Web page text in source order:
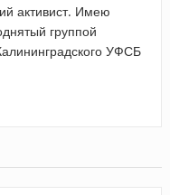
активист. Имею
группой
УФСБ